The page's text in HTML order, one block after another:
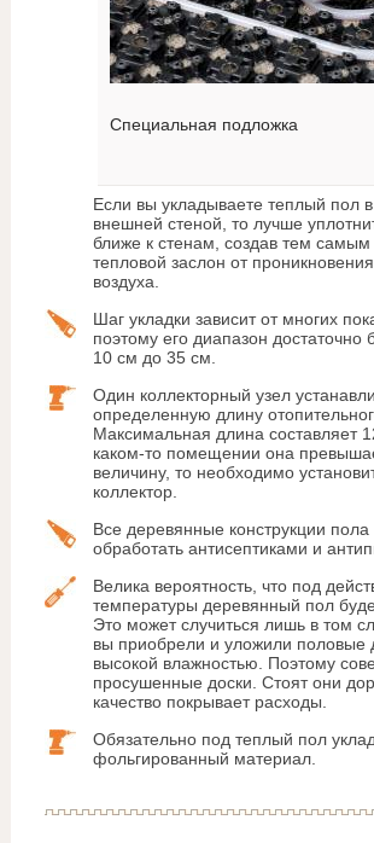
Специальная подложка
Если вы укладываете теплый пол
внешней стеной, то лучше
ближе к стенам, создав тем
тепловой заслон от
воздуха.
Шаг укладки зависит от многих
поэтому его диапазон
10 см до 35 см.
Один коллекторный узел
определенную длину
Максимальная длина составляет
каком-то помещении она
величину, то необходимо
коллектор.
Все деревянные конструкции
обработать антисептиками и
Велика вероятность, что под
температуры деревянный пол
Это может случиться лишь в том
вы приобрели и уложили половые
высокой влажностью. Поэтому
просушенные доски. Стоят они
качество покрывает расходы.
Обязательно под теплый пол
фольгированный материал.